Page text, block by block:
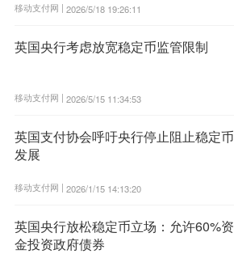
移动支付网 | 2026/5/18 19:26:11
英国央行考虑放宽稳定币监管限制
移动支付网 | 2026/5/15 11:34:53
英国支付协会呼吁央行停止阻止稳定币
发展
移动支付网 | 2026/1/15 14:13:20
英国央行放松稳定币立场：允许60%资
金投资政府债券